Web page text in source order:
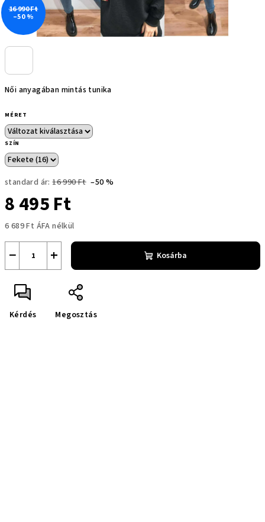
Női anyagában mintás tunika
MÉRET
SZÍN
standard ár: 16 990 Ft –50 %
8 495 Ft
6 689 Ft ÁFA nélkül
+
− Kosárba
Kérdés Megosztás
16 990 Ft
–50 %